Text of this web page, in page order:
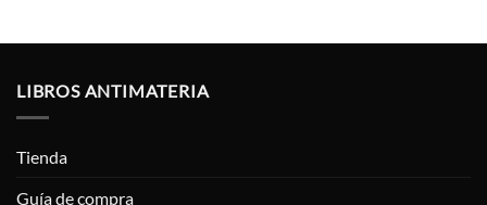
LIBROS ANTIMATERIA
Tienda
Guía de compra